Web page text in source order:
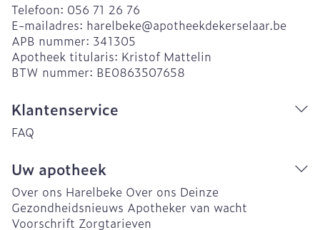
Telefoon: 056 71 26 76
E-mailadres: harelbeke@apotheekdekerselaar.be
APB nummer: 341305
Apotheek titularis: Kristof Mattelin
BTW nummer: BE0863507658
Klantenservice
FAQ
Uw apotheek
Over ons Harelbeke Over ons Deinze
Gezondheidsnieuws Apotheker van wacht
Voorschrift Zorgtarieven